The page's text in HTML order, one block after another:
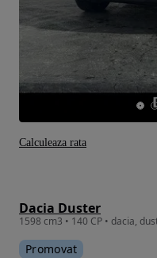
Dacia Duster
1598 cm3 • 140 CP • dacia,
Promovat
Calculeaza rata